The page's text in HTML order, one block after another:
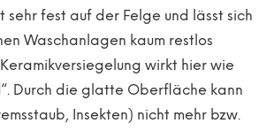
sehr fest auf der Felge und lässt sich
Waschanlagen kaum restlos
wirkt hier wie
Durch die glatte Oberfläche kann
Insekten) nicht mehr bzw.